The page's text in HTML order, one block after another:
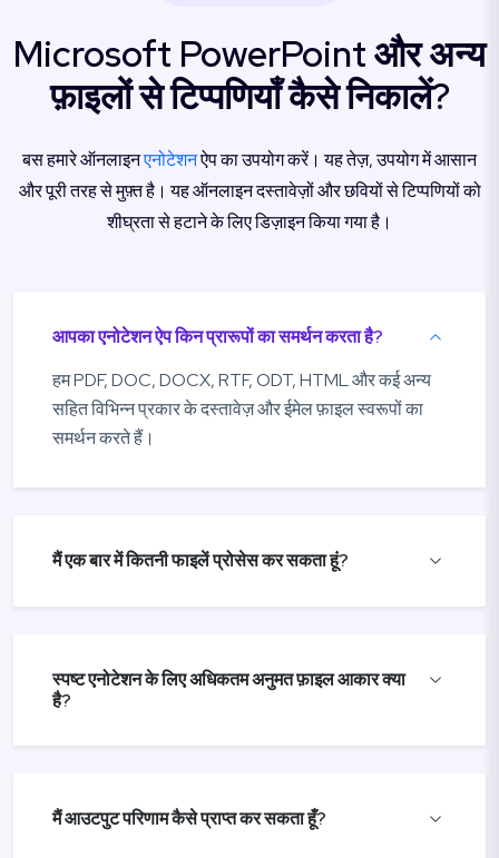
Microsoft PowerPoint और अन्य
फ़ाइलों से टिप्पणियाँ कैसे निकालें?
बस हमारे ऑनलाइनएनोटेशनऐप का उपयोग करें। यह तेज़, उपयोग में आसान
और पूरी तरह से मुफ़्त है। यह ऑनलाइन दस्तावेज़ों और छवियों से टिप्पणियों को
शीघ्रता से हटाने के लिए डिज़ाइन किया गया है।
आपका एनोटेशन ऐप किन प्रारूपों का समर्थन करता है?
हम PDF, DOC, DOCX, RTF, ODT, HTML और कई अन्य
सहित विभिन्न प्रकार के दस्तावेज़ और ईमेल फ़ाइल स्वरूपों का
समर्थन करते हैं।
मैं एक बार में कितनी फाइलें प्रोसेस कर सकता हूं?
स्पष्ट एनोटेशन के लिए अधिकतम अनुमत फ़ाइल आकार क्या
है?
मैं आउटपुट परिणाम कैसे प्राप्त कर सकता हूँ?